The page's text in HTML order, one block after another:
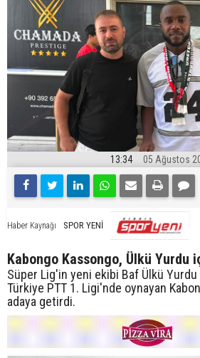
13:34 05 Ağustos
Haber Kaynağı SPOR YENİ
Kabongo Kassongo, Ülkü Yurdu
Süper Lig'in yeni ekibi Baf Ülkü Yurdu
Türkiye PTT 1. Ligi'nde oynayan
adaya getirdi.